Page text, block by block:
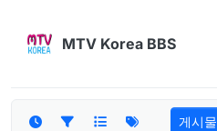
MTV Korea BBS
게시